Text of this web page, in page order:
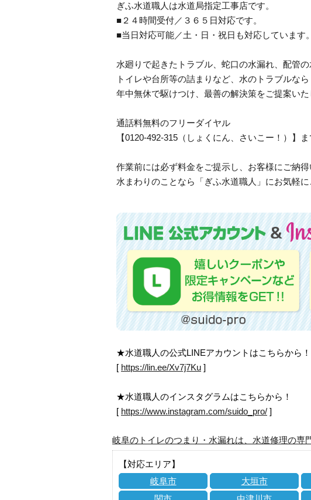
ぎふ水道職人は水道局指定工事店です。
■２４時間受付／３６５日対応です。
■当日対応可能／土・日・祝日も対応しています。
水廻りで起きたトラブル、蛇口の水漏れ、配管の
トイレや台所等の詰まりなど、水のトラブルな
年中無休で駆けつけ、最善の解決策をご提案いた
通話料無料のフリーダイヤル
【0120-492-315（しょくにん、さいこー！）】
作業前には必ず料金をご提示し、お客様にご納
水まわりのことなら「ぎふ水道職人」にお気軽
★水道職人の公式LINEアカウントはこちらから！
[ https://lin.ee/Xv7j7Ku ]
★水道職人のインスタグラムはこちらから！
[ https://www.instagram.com/suido_pro/ ]
岐阜のトイレのつまり・水漏れは、水道修理の専
【対応エリア】
岐阜市
大垣市